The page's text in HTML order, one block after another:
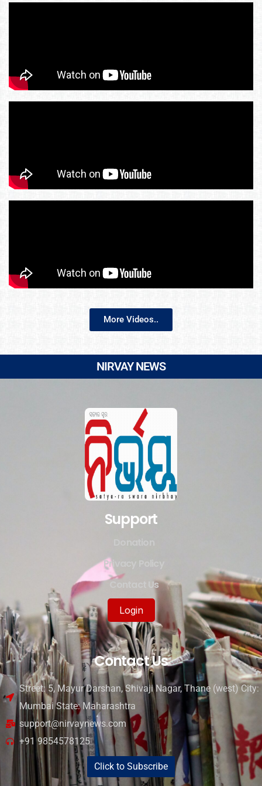
More Videos..
NIRVAY NEWS
Support
Privacy Policy
Contact Us
Login
Contact Us
Street: 5, Mayur Darshan, Shivaji Nagar, Thane (west) City:
Mumbai State: Maharashtra
support@nirvaynews.com
+91 9854578125
Click to Subscribe